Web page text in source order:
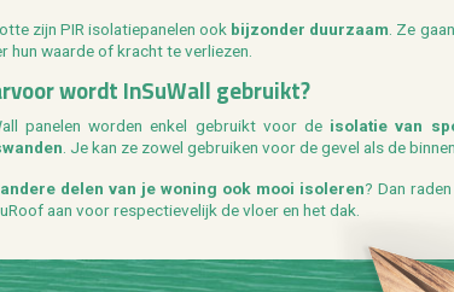
zijn PIR iso­la­tie­pa­ne­len ook bij­zon­der duur­zaam. Ze
hun waar­de of kracht te ver­lie­zen.
wordt In­SuW­all ge­bruikt?
pa­ne­len wor­den enkel ge­bruikt voor de iso­la­tie van
. Je kan ze zowel ge­brui­ken voor de gevel als de
an­de­re delen van je wo­ning ook mooi iso­le­ren? Dan
aan voor res­pec­tie­ve­lijk de vloer en het dak.